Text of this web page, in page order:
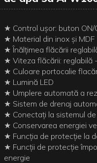
★ Control ușor: buton ON/
★ Material din inox și MDF
★ Înălțimea flăcării
★ Viteza flăcării: reglabilă
★ Culoare portocalie
★ Lumină LED
★ Umplere automată a
★ Sistem de drenaj
★ Conectați la sistemul
★ Conservarea energiei
★ Funcția de protecție la
★ Funcții de protecție
energie